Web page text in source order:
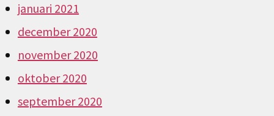
januari 2021
december 2020
november 2020
oktober 2020
september 2020